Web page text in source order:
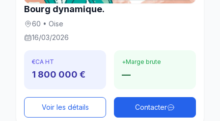
Bourg dynamique.
60 • Oise
16/03/2026
€CA HT
1 800 000 €
+Marge brute
—
Voir les détails Contacter